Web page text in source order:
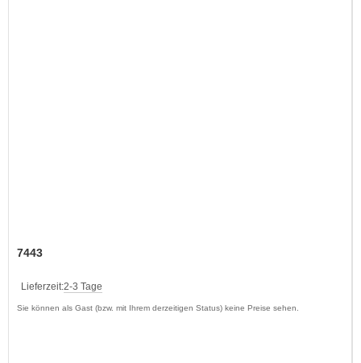
7443
Lieferzeit:2-3 Tage
Sie können als Gast (bzw. mit Ihrem derzeitigen Status) keine Preise sehen.